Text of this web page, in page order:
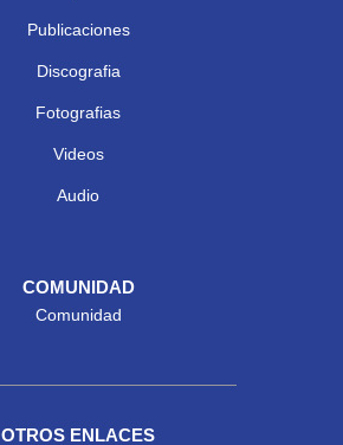
Publicaciones
Discografia
Fotografias
Videos
Audio
COMUNIDAD
Comunidad
OTROS ENLACES